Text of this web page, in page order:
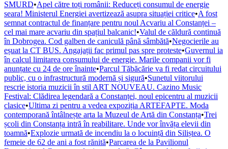
SMURD•Apel către toți românii: Reduceți consumul de energie
seara! Ministerul Energiei avertizează asupra situației critice•A fost
semnat contractul de finanțare pentru noul Acvariu al Constanței –
cel mai mare acvariu din spațiul balcanic!•Valul de căldură continuă
în Dobrogea. Cod galben de caniculă până sâmbătă•Negocierile au
eșuat la CT BUS. Angajații fac primul pas spre proteste•Guvernul ia
în calcul limitarea consumului de energie. Marile companii vor fi
anunțate cu 24 de ore înainte•Parcul Tăbăcărie va fi redat circuitului
public, cu o infrastructură modernă și sigură•Sunetul viitorului
rescrie istoria muzicii în stil ART NOUVEAU. Cazino Music
Festival: Clădirea legendară a Constanței, noul epicentru al muzicii
clasice•Ultima zi pentru a vedea expoziția ARTEFAPTE. Moda
contemporană întâlnește arta la Muzeul de Artă din Constanța•Trei
școli din Constanța intră în reabilitare. Unde vor învăța elevii din
toamnă•Explozie urmată de incendiu la o locuință din Siliștea. O
femeie de 62 de ani a fost rănită•Parcarea de la Pavilionul